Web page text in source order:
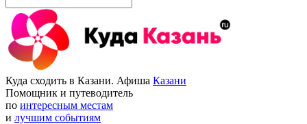
Куда сходить в Казани. Афиша Казани
Помощник и путеводитель
по интересным местам
и лучшим событиям